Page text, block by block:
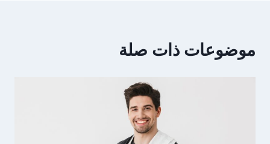
موضوعات ذات صلة